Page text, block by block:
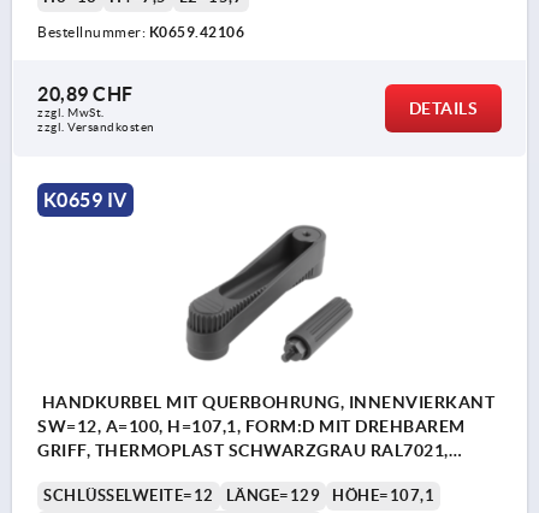
Bestellnummer: K0659.42106
20,89 CHF
zzgl. MwSt.
zzgl. Versandkosten
DETAILS
K0659 IV
HANDKURBEL MIT QUERBOHRUNG, INNENVIERKANT
SW=12, A=100, H=107,1, FORM:D MIT DREHBAREM
GRIFF, THERMOPLAST SCHWARZGRAU RAL7021,
SCHLÜSSELWEITE=12 LÄNGE=129
HÖHE=107,1